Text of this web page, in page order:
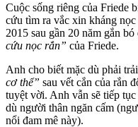
Cuộc sống riêng của Friede
cứu tìm ra vắc xin kháng
2015 sau gần 20 năm gắn
cứu nọc rắn” của Friede.
Anh cho biết mặc dù phải
cơ thể” sau vết cắn của rắn
tuyệt vời. Anh vẫn sẽ tiếp
dù người thân ngăn cấm
nổi đam mê này).